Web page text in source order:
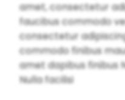
amet, consectetur
faucibus commodo
consectetur
commodo finibus
amet dapibus finibus
Nulla facilisi